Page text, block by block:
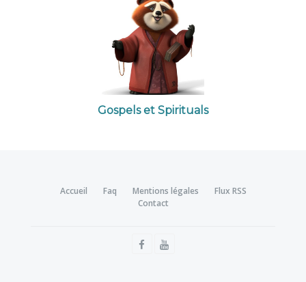
Gospels et Spirituals
Accueil Faq Mentions légales
Flux RSS
Contact